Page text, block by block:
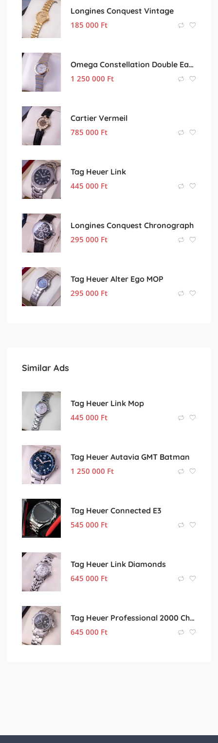
Longines Conquest Vintage
185 000 Ft
Omega Constellation Double Eagle 18k MOP
1 250 000 Ft
Cartier Vermeil
785 000 Ft
Tag Heuer Link
445 000 Ft
Longines Conquest Chronograph
295 000 Ft
Tag Heuer Alter Ego MOP
295 000 Ft
Similar Ads
Tag Heuer Link Mop
445 000 Ft
Tag Heuer Autavia GMT Batman
1 250 000 Ft
Tag Heuer Connected E3
545 000 Ft
Tag Heuer Link Diamonds
645 000 Ft
Tag Heuer Professional 2000 Chronograph
645 000 Ft